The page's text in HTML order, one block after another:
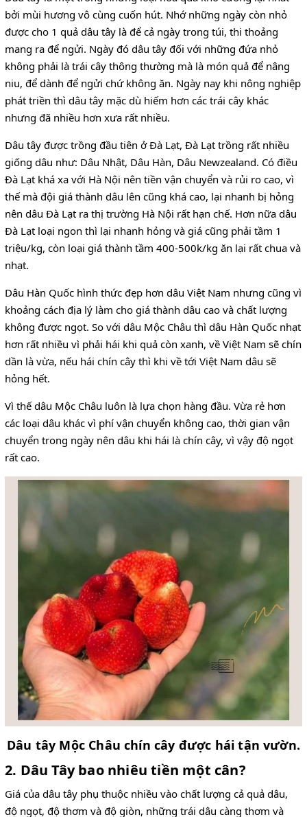
bởi mùi hương vô cùng cuốn hút. Nhớ những ngày còn nhỏ
được cho 1 quả dâu tây là để cả ngày trong túi, thi thoảng
mang ra để ngửi. Ngày đó dâu tây đối với những đứa nhỏ
không phải là trái cây thông thường mà là món quả để nâng
niu, để dành để ngửi chứ không ăn. Ngày nay khi nông nghiệp
phát triền thì dâu tây mặc dù hiếm hơn các trái cây khác
nhưng đã nhiều hơn xưa rất nhiều.
Dâu tây được trồng đầu tiên ở Đà Lạt, Đà Lạt trồng rất nhiều
giống dâu như: Dâu Nhật, Dâu Hàn, Dâu Newzealand. Có điều
Đà Lạt khá xa với Hà Nội nên tiền vận chuyển và rủi ro cao, vì
thế mà đội giá thành dâu lên cũng khá cao, lại nhanh bị hỏng
nên dâu Đà Lạt ra thị trường Hà Nội rất hạn chế. Hơn nữa dâu
Đà Lạt loại ngon thì lại nhanh hỏng và giá cũng phải tầm 1
triệu/kg, còn loại giá thành tầm 400-500k/kg ăn lại rất chua và
nhạt.
Dâu Hàn Quốc hình thức đẹp hơn dâu Việt Nam nhưng cũng vì
khoảng cách địa lý làm cho giá thành dâu cao và chất lượng
không được ngọt. So với dâu Mộc Châu thì dâu Hàn Quốc nhạt
hơn rất nhiều vì phải hái khi quả còn xanh, về Việt Nam sẽ chín
dần là vừa, nếu hái chín cây thì khi về tới Việt Nam dâu sẽ
hỏng hết.
Vì thế dâu Mộc Châu luôn là lựa chọn hàng đầu. Vừa rẻ hơn
các loại dâu khác vì phí vận chuyển không cao, thời gian vận
chuyển trong ngày nên dâu khi hái là chín cây, vì vậy độ ngọt
rất cao.
Dâu tây Mộc Châu chín cây được hái tận vườn.
2. Dâu Tây bao nhiêu tiền một cân?
Giá của dâu tây phụ thuộc nhiều vào chất lượng cả quả dâu,
độ ngọt, độ thơm và độ giòn, những trái dâu càng thơm và